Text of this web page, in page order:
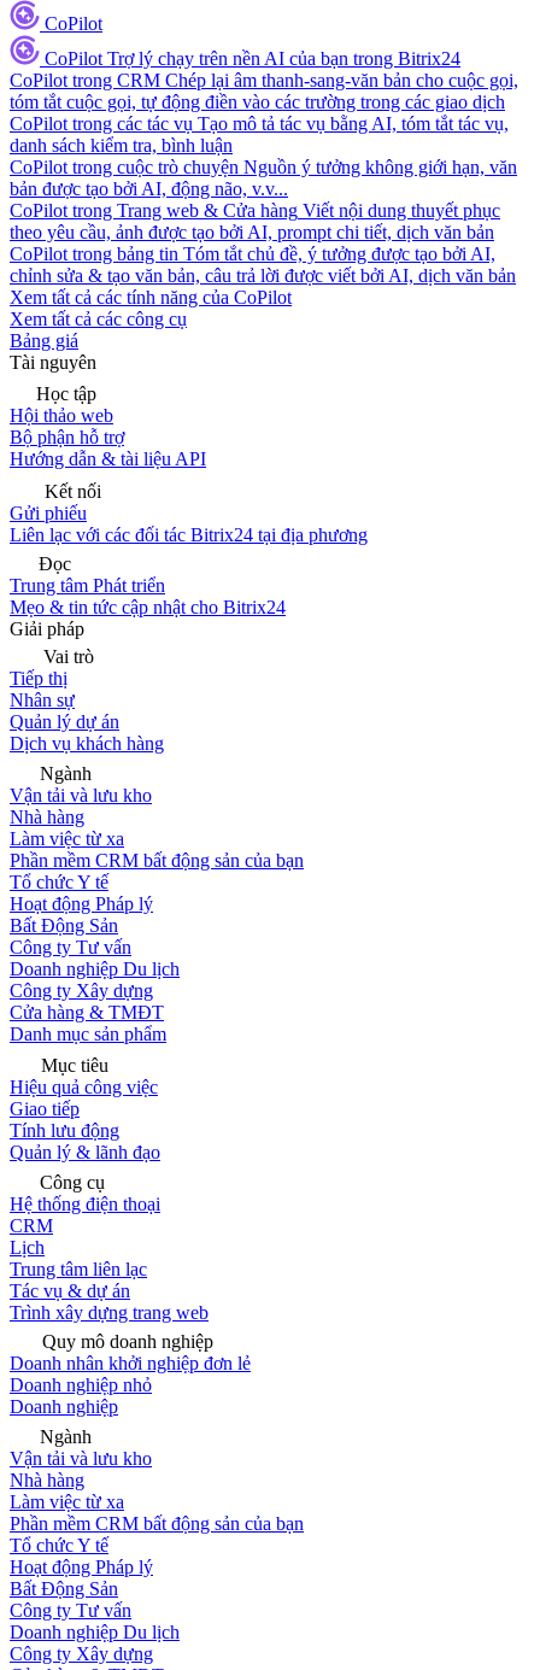
CoPilot
CoPilot Trợ lý chạy trên nền AI của bạn trong Bitrix24
CoPilot trong CRM Chép lại âm thanh-sang-văn bản cho cuộc gọi,
tóm tắt cuộc gọi, tự động điền vào các trường trong các giao dịch
CoPilot trong các tác vụ Tạo mô tả tác vụ bằng AI, tóm tắt tác vụ,
danh sách kiểm tra, bình luận
CoPilot trong cuộc trò chuyện Nguồn ý tưởng không giới hạn, văn
bản được tạo bởi AI, động não, v.v...
CoPilot trong Trang web & Cửa hàng Viết nội dung thuyết phục
theo yêu cầu, ảnh được tạo bởi AI, prompt chi tiết, dịch văn bản
CoPilot trong bảng tin Tóm tắt chủ đề, ý tưởng được tạo bởi AI,
chỉnh sửa & tạo văn bản, câu trả lời được viết bởi AI, dịch văn bản
Xem tất cả các tính năng của CoPilot
Xem tất cả các công cụ
Bảng giá
Tài nguyên
Học tập
Hội thảo web
Bộ phận hỗ trợ
Hướng dẫn & tài liệu API
Kết nối
Gửi phiếu
Liên lạc với các đối tác Bitrix24 tại địa phương
Đọc
Trung tâm Phát triển
Mẹo & tin tức cập nhật cho Bitrix24
Giải pháp
Vai trò
Tiếp thị
Nhân sự
Quản lý dự án
Dịch vụ khách hàng
Ngành
Vận tải và lưu kho
Nhà hàng
Làm việc từ xa
Phần mềm CRM bất động sản của bạn
Tổ chức Y tế
Hoạt động Pháp lý
Bất Động Sản
Công ty Tư vấn
Doanh nghiệp Du lịch
Công ty Xây dựng
Cửa hàng & TMĐT
Danh mục sản phẩm
Mục tiêu
Hiệu quả công việc
Giao tiếp
Tính lưu động
Quản lý & lãnh đạo
Công cụ
Hệ thống điện thoại
CRM
Lịch
Trung tâm liên lạc
Tác vụ & dự án
Trình xây dựng trang web
Quy mô doanh nghiệp
Doanh nhân khởi nghiệp đơn lẻ
Doanh nghiệp nhỏ
Doanh nghiệp
Ngành
Vận tải và lưu kho
Nhà hàng
Làm việc từ xa
Phần mềm CRM bất động sản của bạn
Tổ chức Y tế
Hoạt động Pháp lý
Bất Động Sản
Công ty Tư vấn
Doanh nghiệp Du lịch
Công ty Xây dựng